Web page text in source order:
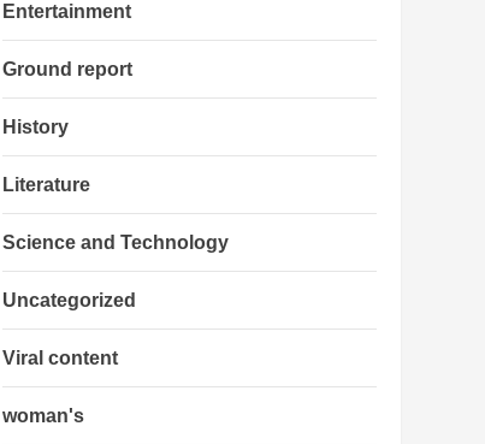
Entertainment
Ground report
History
Literature
Science and Technology
Uncategorized
Viral content
woman's